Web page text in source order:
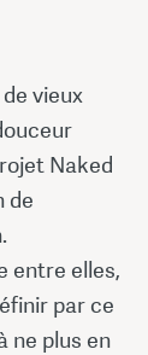
de vieux
Naked
de
entre elles,
par ce
ne plus en